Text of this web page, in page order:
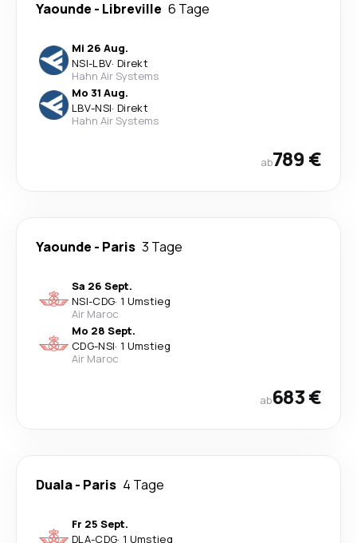
Yaounde - Libreville 6 Tage
Mi 26 Aug.
NSI-LBV· Direkt
Hahn Air Systems
Mo 31 Aug.
LBV-NSI· Direkt
Hahn Air Systems
ab789 €
Yaounde - Paris 3 Tage
Sa 26 Sept.
NSI-CDG· 1 Umstieg
Air Maroc
Mo 28 Sept.
CDG-NSI· 1 Umstieg
Air Maroc
ab683 €
Duala- Paris 4 Tage
Fr 25 Sept.
DLA-CDG· 1 Umstieg